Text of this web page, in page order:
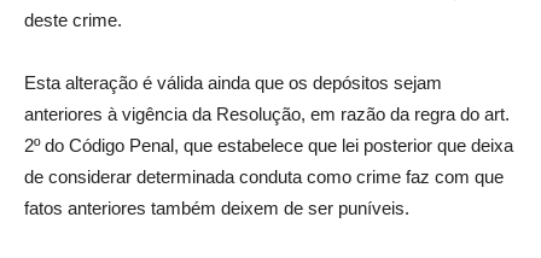
deste crime.
Esta alteração é válida ainda que os depósitos sejam
anteriores à vigência da Resolução, em razão da regra do art.
2º do Código Penal, que estabelece que lei posterior que deixa
de considerar determinada conduta como crime faz com que
fatos anteriores também deixem de ser puníveis.